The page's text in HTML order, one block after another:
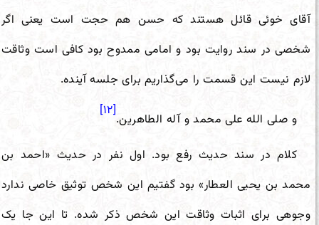
آقای خوئی قائل هستند که حسن هم حجت است یعنی اگر
شخصی در سند روایت بود و امامی ممدوح بود کافی است وثاقت
لازم نیست این قسمت را می‌گذاریم برای جلسه آینده.
و صلی الله علی محمد و آله الطاهرین.
[۱۲]
کلام در سند حدیث رفع بود. اول نفر در حدیث «احمد بن
محمد بن یحیی العطار» بود گفتیم این شخص توثیق خاصی ندارد
وجوهی برای اثبات وثاقت این شخص ذکر شده. تا این جا یک